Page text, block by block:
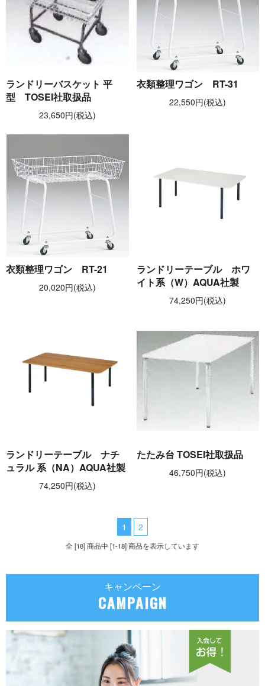
ランドリーバスケット 平
型 TOSEI社取扱品
23,650円(税込)
衣類整理ワゴン RT-31
22,550円(税込)
衣類整理ワゴン RT-21
20,020円(税込)
ランドリーテーブル ホワ
イト系（W）AQUA社製
74,250円(税込)
ランドリーテーブル ナチ
ュラル 系（NA）AQUA社製
74,250円(税込)
たたみ台 TOSEI社取扱品
46,750円(税込)
1 2
全 [18] 商品中 [1-18] 商品を表示しています
キャンペーン
CAMPAIGN